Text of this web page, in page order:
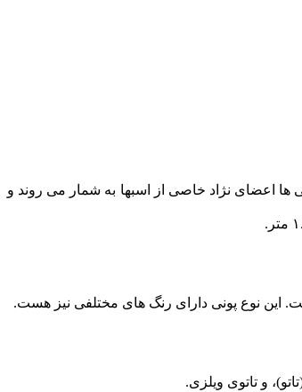
حساب می آید. پونی ها اعضای نژاد خاصی از اسبها به شمار می روند و
که اکثر مردم با شنیدن اسم پونی آنها را در ذهنشان مجسم می کند. این پونی ها واقعا ریزجثه هستند و قدشان معمولا ۱و۱ متر است. این نوع پونی دارای رنگ های مختلفی نیز هست.